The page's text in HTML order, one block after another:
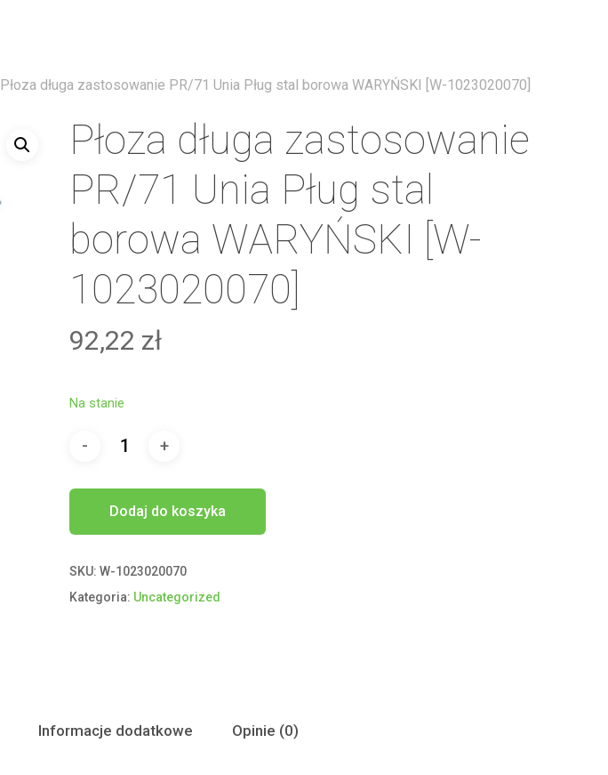
Płoza długa zastosowanie PR/71 Unia Pług stal borowa WARYŃSKI [W-1023020070]
Płoza długa zastosowanie
PR/71 Unia Pług stal
borowa WARYŃSKI [W-
1023020070]
92,22 zł
Na stanie
Dodaj do koszyka
SKU:W-1023020070
Kategoria: Uncategorized
Informacje dodatkowe Opinie (0)